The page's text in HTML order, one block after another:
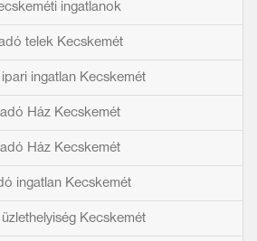
ingatlanok
telek Kecskemét
ingatlan Kecskemét
Ház Kecskemét
Ház Kecskemét
ingatlan Kecskemét
Kecskemét